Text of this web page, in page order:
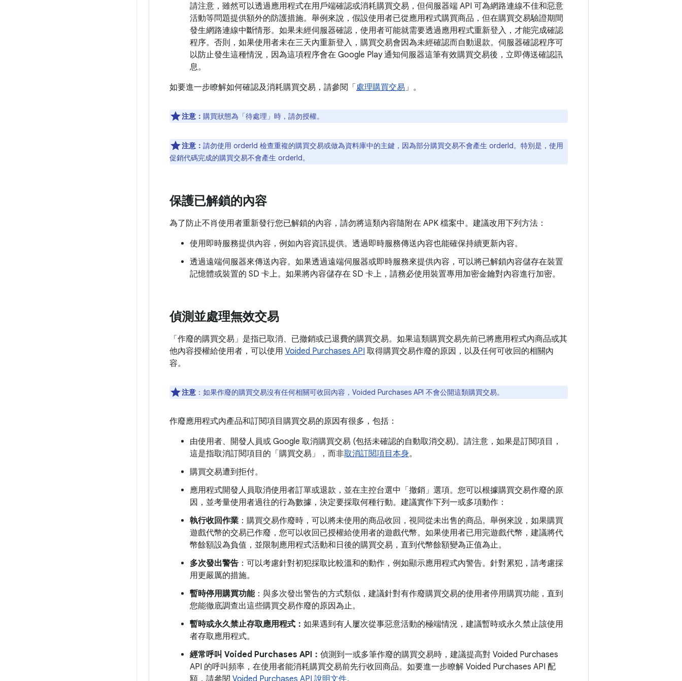
請注意，雖然可以透過應用程式在用戶端確認或消耗購買交易，但伺服器端 API 可為網路連線不佳和惡意
活動等問題提供額外的防護措施。舉例來說，假設使用者已從應用程式購買商品，但在購買交易驗證期間
發生網路連線中斷情形。如果未經伺服器確認，使用者可能就需要透過應用程式重新登入，才能完成確認
程序。否則，如果使用者未在三天內重新登入，購買交易會因為未經確認而自動退款。伺服器確認程序可
以防止發生這種情況，因為這項程序會在 Google Play 通知伺服器這筆有效購買交易後，立即傳送確認訊
息。
如要進一步瞭解如何確認及消耗購買交易，請參閱「 處理購買交易」。
注意： 購買狀態為「待處理」時，請勿授權。
注意： 請勿使用 orderId 檢查重複的購買交易或做為資料庫中的主鍵，因為部分購買交易不會產生 orderId。特別是，使用
促銷代碼完成的購買交易不會產生 orderId。
保護已解鎖的內容
為了防止不肖使用者重新發行您已解鎖的內容，請勿將這類內容隨附在 APK 檔案中。建議改用下列方法：
使用即時服務提供內容，例如內容資訊提供。透過即時服務傳送內容也能確保持續更新內容。
透過遠端伺服器來傳送內容。如果透過遠端伺服器或即時服務來提供內容，可以將已解鎖內容儲存在裝置
記憶體或裝置的 SD 卡上。如果將內容儲存在 SD 卡上，請務必使用裝置專用加密金鑰對內容進行加密。
偵測並處理無效交易
「作廢的購買交易」 是指已取消、已撤銷或已退費的購買交易。如果這類購買交易先前已將應用程式內商品或其
他內容授權給使用者，可以使用 Voided Purchases API 取得購買交易作廢的原因，以及任何可收回的相關內
容。
注意 ：如果作廢的購買交易沒有任何相關可收回內容， Voided Purchases API 不會公開這類購買交易。
作廢應用程式內產品和訂閱項目購買交易的原因有很多，包括：
由使用者、開發人員或 Google 取消購買交易 (包括未確認的自動取消交易)。請注意，如果是訂閱項目，
這是指取消訂閱項目的「購買交易」
，而非取消訂閱項目本身。
購買交易遭到拒付。
應用程式開發人員取消使用者訂單或退款，並在主控台選中「撤銷」選項。您可以根據購買交易作廢的原
因，並考量使用者過往的行為數據，決定要採取何種行動。建議實作下列一或多項動作：
執行收回作業 ：購買交易作廢時，可以將未使用的商品收回，視同從未出售的商品。舉例來說，如果購買
遊戲代幣的交易已作廢，您可以收回已授權給使用者的遊戲代幣。如果使用者已用完遊戲代幣，建議將代
幣餘額設為負值，並限制應用程式活動和日後的購買交易，直到代幣餘額變為正值為止。
多次發出警告 ：可以考慮針對初犯採取比較溫和的動作，例如顯示應用程式內警告。針對累犯，請考慮採
用更嚴厲的措施。
暫時停用購買功能：與多次發出警告的方式類似，建議針對有作廢購買交易的使用者停用購買功能，直到
您能徹底調查出這些購買交易作廢的原因為止。
暫時或永久禁止存取應用程式： 如果遇到有人屢次從事惡意活動的極端情況，建議暫時或永久禁止該使用
者存取應用程式。
經常呼叫 Voided Purchases API： 偵測到一或多筆作廢的購買交易時，建議提高對 Voided Purchases
API 的呼叫頻率，在使用者能消耗購買交易前先行收回商品。如要進一步瞭解 Voided Purchases API 配
額，請參閱 Voided Purchases API 說明文件。